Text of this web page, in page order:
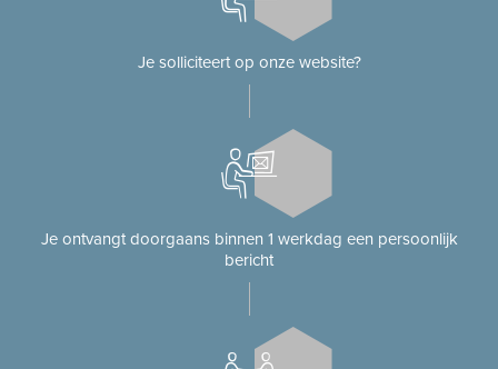
Je solliciteert op onze website?
Je ontvangt doorgaans binnen 1 werkdag een persoonlijk
bericht